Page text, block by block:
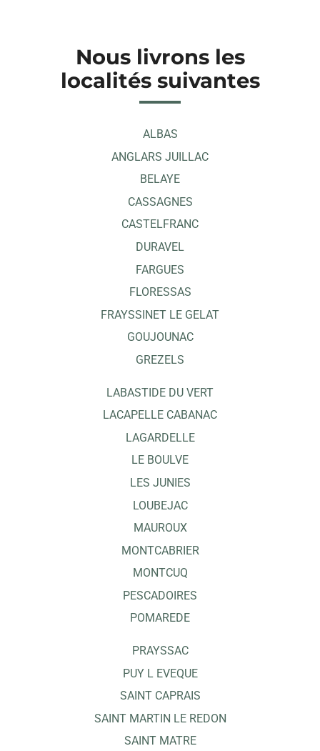
Nous livrons les
localités suivantes
ALBAS
ANGLARS JUILLAC
BELAYE
CASSAGNES
CASTELFRANC
DURAVEL
FARGUES
FLORESSAS
FRAYSSINET LE GELAT
GOUJOUNAC
GREZELS
LABASTIDE DU VERT
LACAPELLE CABANAC
LAGARDELLE
LE BOULVE
LES JUNIES
LOUBEJAC
MAUROUX
MONTCABRIER
MONTCUQ
PESCADOIRES
POMAREDE
PRAYSSAC
PUY L EVEQUE
SAINT CAPRAIS
SAINT MARTIN LE REDON
SAINT MATRE